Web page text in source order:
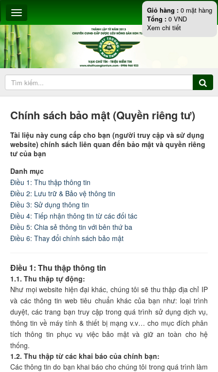
Chính sách bảo mật (Quyền riêng tư)
Tài liệu này cung cấp cho bạn (người truy cập và sử dụng
website) chính sách liên quan đến bảo mật và quyền riêng
tư của bạn
Danh mục
Điều 1: Thu thập thông tin
Điều 2: Lưu trữ & Bảo vệ thông tin
Điều 3: Sử dụng thông tin
Điều 4: Tiếp nhận thông tin từ các đối tác
Điều 5: Chia sẻ thông tin với bên thứ ba
Điều 6: Thay đổi chính sách bảo mật
Điều 1: Thu thập thông tin
1.1. Thu thập tự động:
Như mọi website hiện đại khác, chúng tôi sẽ thu thập địa chỉ IP
và các thông tin web tiêu chuẩn khác của bạn như: loại trình
duyệt, các trang bạn truy cập trong quá trình sử dụng dịch vụ,
thông tin về máy tính & thiết bị mạng v.v… cho mục đích phân
tích thông tin phục vụ việc bảo mật và giữ an toàn cho hệ
thống.
1.2. Thu thập từ các khai báo của chính bạn:
Các thông tin do bạn khai báo cho chúng tôi trong quá trình làm
Giỏ hàng : 0 mặt hàng
Tổng : 0 VND
Xem chi tiết